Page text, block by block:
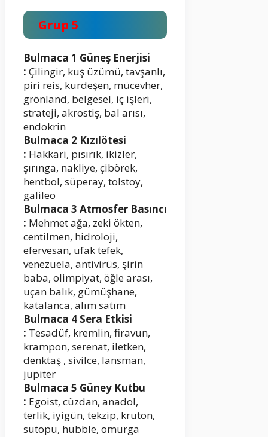
Grup 5
Bulmaca 1 Güneş Enerjisi
: Çilingir, kuş üzümü, tavşanlı,
piri reis, kurdeşen, mücevher,
grönland, belgesel, iç işleri,
strateji, akrostiş, bal arısı,
endokrin
Bulmaca 2 Kızılötesi
: Hakkari, pısırık, ikizler,
şırınga, nakliye, çibörek,
hentbol, süperay, tolstoy,
galileo
Bulmaca 3 Atmosfer Basıncı
: Mehmet ağa, zeki ökten,
centilmen, hidroloji,
efervesan, ufak tefek,
venezuela, antivirüs, şirin
baba, olimpiyat, öğle arası,
uçan balık, gümüşhane,
katalanca, alım satım
Bulmaca 4 Sera Etkisi
: Tesadüf, kremlin, firavun,
krampon, serenat, iletken,
denktaş , sivilce, lansman,
jüpiter
Bulmaca 5 Güney Kutbu
: Egoist, cüzdan, anadol,
terlik, iyigün, tekzip, kruton,
sutopu, hubble, omurga